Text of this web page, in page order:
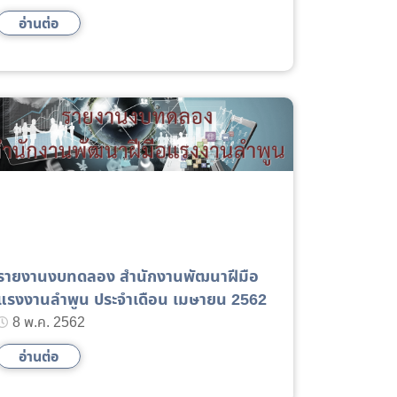
อ่านต่อ
ายงานงบทดลอง สำนักงานพัฒนาฝีมือ
รงงานลำพูน ประจำเดือน เมษายน 2562
8 พ.ค. 2562
อ่านต่อ